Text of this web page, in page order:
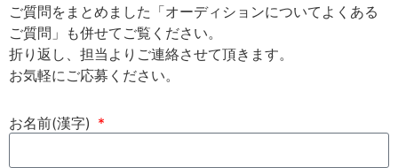
ご質問をまとめました「オーディションについてよくある
ご質問」も併せてご覧ください。
折り返し、担当よりご連絡させて頂きます。
お気軽にご応募ください。
お名前(漢字)